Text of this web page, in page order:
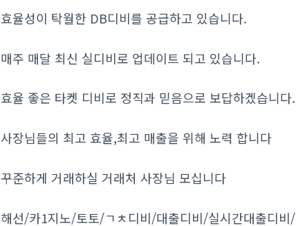
효율성이 탁월한 DB디비를 공급하고 있습니다.
매주 매달 최신 실디비로 업데이트 되고 있습니다.
효율 좋은 타켓 디비로 정직과 믿음으로 보답하겠습니다.
사장님들의 최고 효율,최고 매출을 위해 노력 합니다
꾸준하게 거래하실 거래처 사장님 모십니다
해선/카1지노/토토/ㄱㅊ디비/대출디비/실시간대출디비/